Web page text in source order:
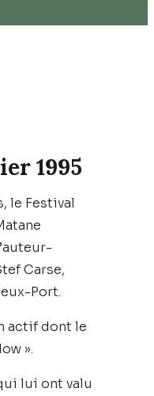
1995
le Festival
Carse,
Port.
actif dont le
».
lui ont valu